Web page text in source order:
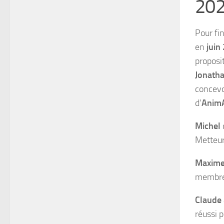
Pour
en juin
d’
Michel
Claude
réussi